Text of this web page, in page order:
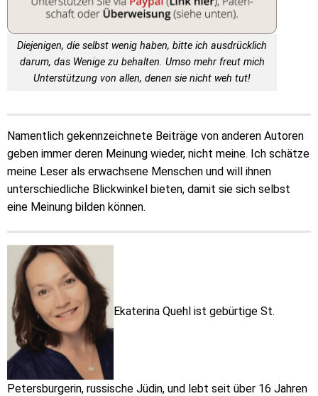
Diejenigen, die selbst wenig haben, bitte ich ausdrücklich
darum, das Wenige zu behalten. Umso mehr freut mich
Unterstützung von allen, denen sie nicht weh tut!
Namentlich gekennzeichnete Beiträge von anderen Autoren
geben immer deren Meinung wieder, nicht meine. Ich schätze
meine Leser als erwachsene Menschen und will ihnen
unterschiedliche Blickwinkel bieten, damit sie sich selbst
eine Meinung bilden können.
Ekaterina Quehl ist gebürtige St.
Petersburgerin, russische Jüdin, und lebt seit über 16 Jahren